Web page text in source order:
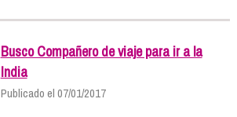
Busco Compañero de viaje para ir a la
India
Publicado el 07/01/2017